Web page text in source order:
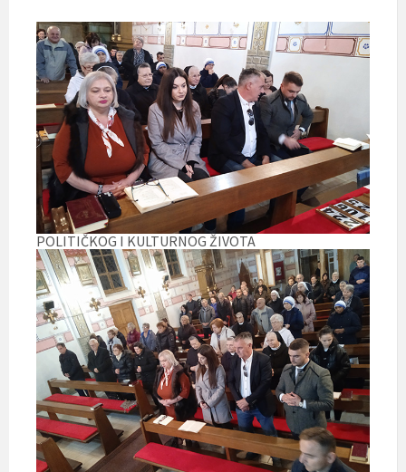
POLITIČKOG I KULTURNOG ŽIVOTA